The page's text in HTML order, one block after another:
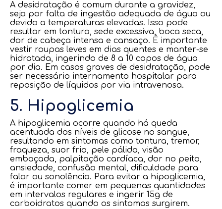
A desidratação é comum durante a gravidez,
seja por falta de ingestão adequada de água ou
devido a temperaturas elevadas. Isso pode
resultar em tontura, sede excessiva, boca seca,
dor de cabeça intensa e cansaço. É importante
vestir roupas leves em dias quentes e manter-se
hidratada, ingerindo de 8 a 10 copos de água
por dia. Em casos graves de desidratação, pode
ser necessário internamento hospitalar para
reposição de líquidos por via intravenosa.
5. Hipoglicemia
A hipoglicemia ocorre quando há queda
acentuada dos níveis de glicose no sangue,
resultando em sintomas como tontura, tremor,
fraqueza, suor frio, pele pálida, visão
embaçada, palpitação cardíaca, dor no peito,
ansiedade, confusão mental, dificuldade para
falar ou sonolência. Para evitar a hipoglicemia,
é importante comer em pequenas quantidades
em intervalos regulares e ingerir 15g de
carboidratos quando os sintomas surgirem.